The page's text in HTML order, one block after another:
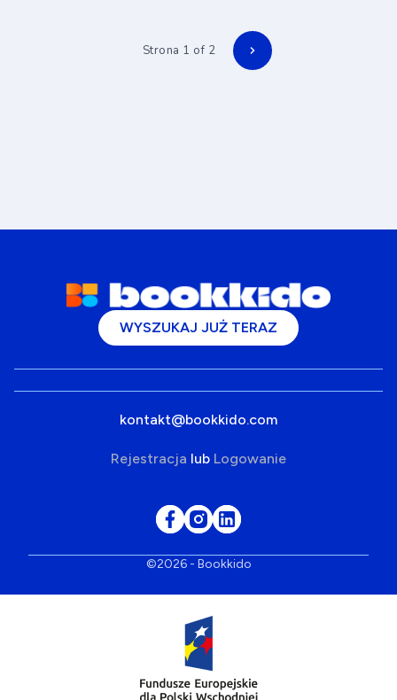
Strona 1 of 2
WYSZUKAJ JUŻ TERAZ
kontakt@bookkido.com
Rejestracja lub Logowanie
©2026 - Bookkido